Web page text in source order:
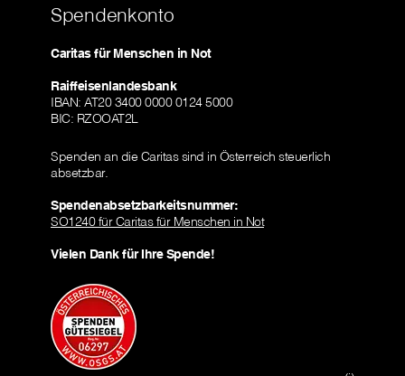
Spendenkonto
Caritas für Menschen in Not
Raiffeisenlandesbank
IBAN: AT20 3400 0000 0124 5000
BIC: RZOOAT2L
Spenden an die Caritas sind in Österreich steuerlich
absetzbar.
Spendenabsetzbarkeitsnummer:
SO1240 für Caritas für Menschen in Not
Vielen Dank für Ihre Spende!